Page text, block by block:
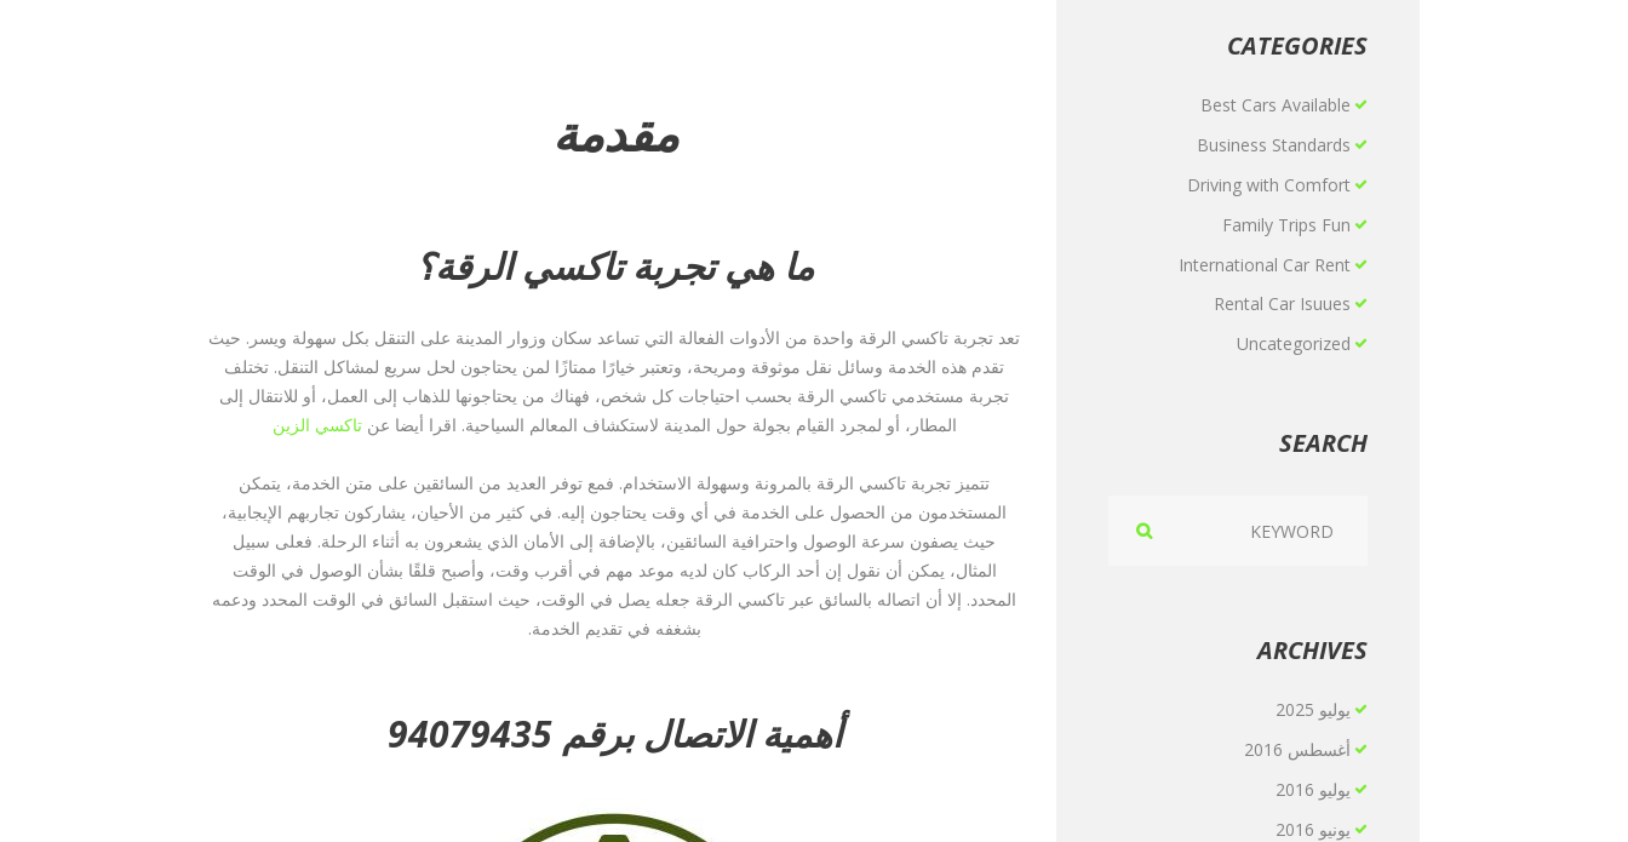
مقدمة
ما هي تجربة تاكسي الرقة؟
تعد تجربة تاكسي الرقة واحدة من الأدوات الفعالة التي تساعد سكان وزوار المدينة على التنقل بكل سهولة ويسر. حيث
تقدم هذه الخدمة وسائل نقل موثوقة ومريحة، وتعتبر خيارًا ممتازًا لمن يحتاجون لحل سريع لمشاكل التنقل. تختلف
تجربة مستخدمي تاكسي الرقة بحسب احتياجات كل شخص، فهناك من يحتاجونها للذهاب إلى العمل، أو للانتقال إلى
المطار، أو لمجرد القيام بجولة حول المدينة لاستكشاف المعالم السياحية. اقرا أيضا عنتاكسي الزين
تتميز تجربة تاكسي الرقة بالمرونة وسهولة الاستخدام. فمع توفر العديد من السائقين على متن الخدمة، يتمكن
المستخدمون من الحصول على الخدمة في أي وقت يحتاجون إليه. في كثير من الأحيان، يشاركون تجاربهم الإيجابية،
حيث يصفون سرعة الوصول واحترافية السائقين، بالإضافة إلى الأمان الذي يشعرون به أثناء الرحلة. فعلى سبيل
المثال، يمكن أن نقول إن أحد الركاب كان لديه موعد مهم في أقرب وقت، وأصبح قلقًا بشأن الوصول في الوقت
المحدد. إلا أن اتصاله بالسائق عبر تاكسي الرقة جعله يصل في الوقت، حيث استقبل السائق في الوقت المحدد ودعمه
بشغفه في تقديم الخدمة.
أهميةالاتصال برقم 94079435
CATEGORIES
Best Cars Available
Business Standards
Driving with Comfort
Family Trips Fun
International Car Rent
Rental Car Isuues
Uncategorized
SEARCH
ARCHIVES
يوليو 2025
أغسطس 2016
يوليو 2016
يونيو 2016